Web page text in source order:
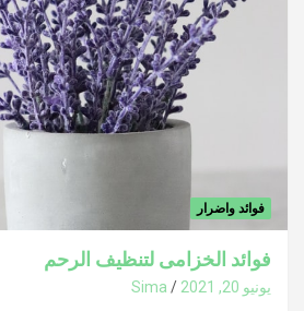
فوائد واضرار
فوائد الخزامى لتنظيف الرحم
يونيو 20, 2021 Sima